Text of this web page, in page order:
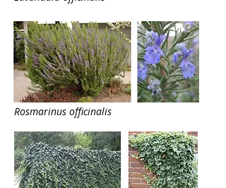
Rosmarinus officinalis